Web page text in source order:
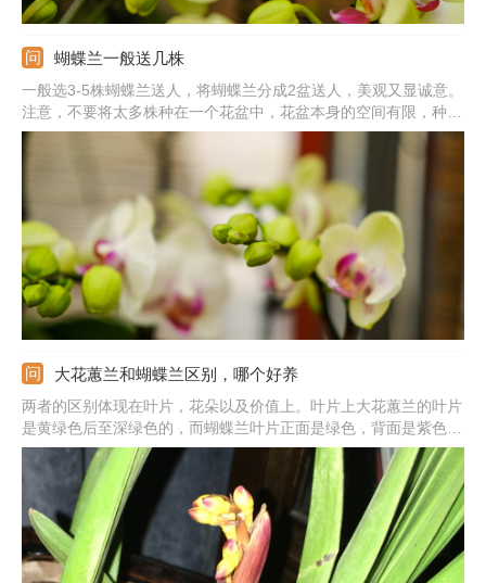
蝴蝶兰一般送几株
一般选3-5株蝴蝶兰送人，将蝴蝶兰分成2盆送人，美观又显诚意。
注意，不要将太多株种在一个花盆中，花盆本身的空间有限，种植
太密会导致株型拥挤，不利于光照和通风，会影响到正常生长。蝴
蝶兰的花语是幸福向你飞来，将美丽的花卉送人，能给人带去美好
的祝福，祝愿对方往后的生活更好。
大花蕙兰和蝴蝶兰区别，哪个好养
两者的区别体现在叶片，花朵以及价值上。叶片上大花蕙兰的叶片
是黄绿色后至深绿色的，而蝴蝶兰叶片正面是绿色，背面是紫色
的。花朵上大花蕙兰花序较长，花色也很多。而蝴蝶兰花朵生长在
集中的，形似蝴蝶。此外，价值上看大花蕙兰更适合养护在阳台，
窗台以及花架上。蝴蝶兰花色朵，多是用来进行杂交。